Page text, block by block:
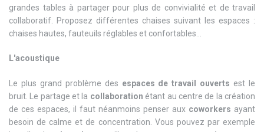
grandes tables à partager pour plus de convivialité et de travail
collaboratif. Proposez différentes chaises suivant les espaces :
chaises hautes, fauteuils réglables et confortables...
L'acoustique
Le plus grand problème des espaces de travail ouverts est le
bruit. Le partage et la collaboration étant au centre de la création
de ces espaces, il faut néanmoins penser aux coworkers ayant
besoin de calme et de concentration. Vous pouvez par exemple